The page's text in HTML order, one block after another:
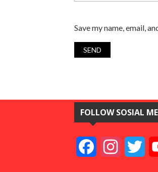
Save my name, email,
FOLLOW SOSIAL
FacebookInstagram